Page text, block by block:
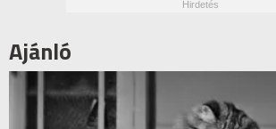
Ajánló